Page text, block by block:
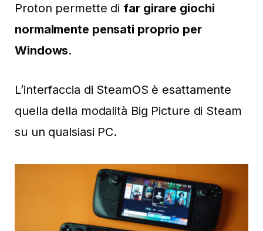
Proton permette di far girare giochi
normalmente pensati proprio per
Windows.
L’interfaccia di SteamOS è esattamente
quella della modalità Big Picture di Steam
su un qualsiasi PC.